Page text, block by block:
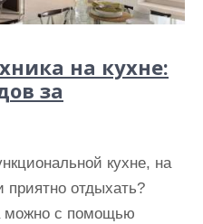
на кухне:
за
кухне, на
приятно отдыхать?
можно с помощью